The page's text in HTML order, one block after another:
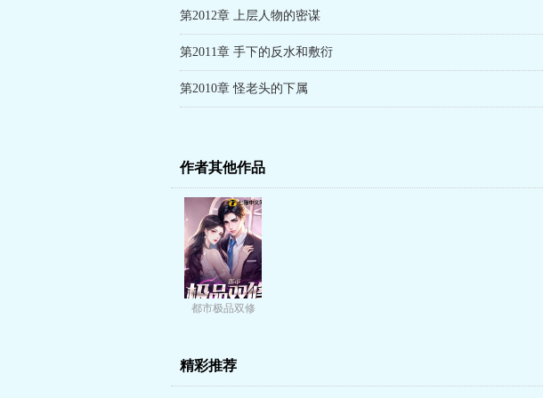
第2012章 上层人物的密谋
第2011章 手下的反水和敷衍
第2010章 怪老头的下属
作者其他作品
都市极品双修
精彩推荐